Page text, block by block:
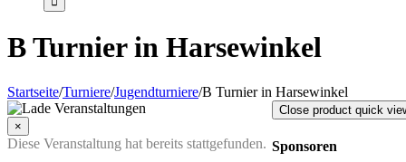
B Turnier in Harsewinkel
Startseite/Turniere/Jugendturniere/B Turnier in Harsewinkel
×
Diese Veranstaltung hat bereits stattgefunden.
Close product quick
Sponsoren